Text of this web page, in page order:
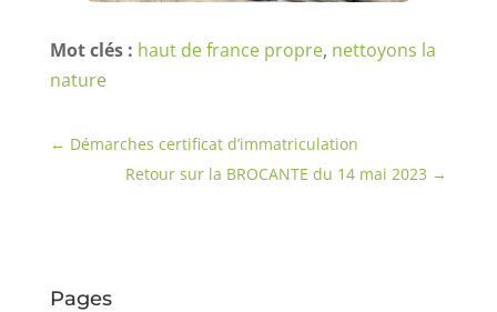
Mot clés : haut de france propre, nettoyons la
nature
← Démarches certificat d’immatriculation
Retour sur la BROCANTE du 14 mai 2023 →
Pages